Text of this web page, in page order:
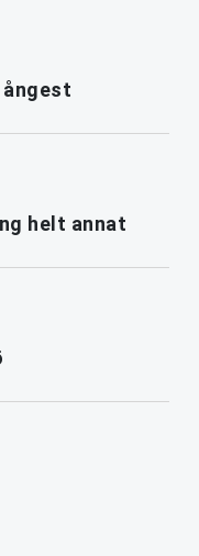
ångest
helt annat